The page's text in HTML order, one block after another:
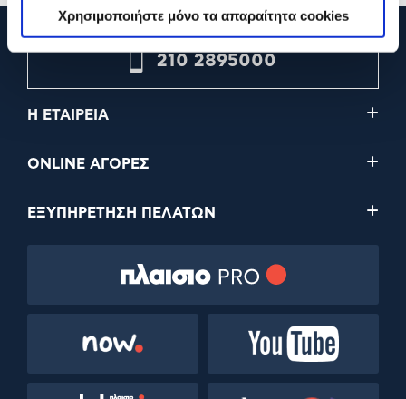
Χρησιμοποιήστε μόνο τα απαραίτητα cookies
210 2895000
Η ΕΤΑΙΡΕΙΑ
ONLINE ΑΓΟΡΕΣ
ΕΞΥΠΗΡΕΤΗΣΗ ΠΕΛΑΤΩΝ